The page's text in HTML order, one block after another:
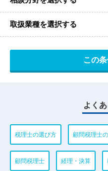
取扱業種を選択する
よく
税理士の選び方 顧問税理士
顧問税理士 経理・決算